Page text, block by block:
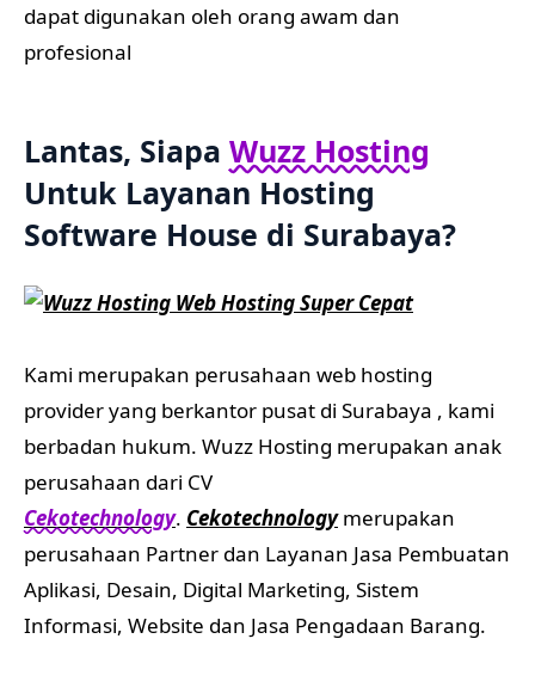
dapat digunakan oleh orang awam dan
profesional
Lantas, Siapa Wuzz Hosting
Untuk Layanan Hosting
Software House di Surabaya?
Kami merupakan perusahaan web hosting
provider yang berkantor pusat di Surabaya , kami
berbadan hukum. Wuzz Hosting merupakan anak
perusahaan dari CV
Cekotechnology. Cekotechnologymerupakan
perusahaan Partner dan Layanan Jasa Pembuatan
Aplikasi, Desain, Digital Marketing, Sistem
Informasi, Website dan Jasa Pengadaan Barang.